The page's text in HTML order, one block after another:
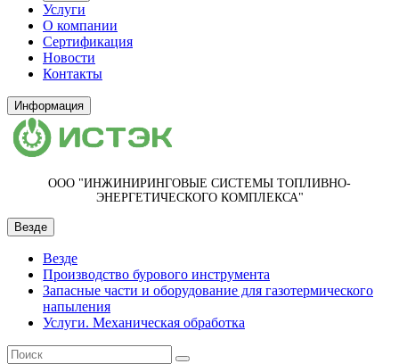
Услуги
О компании
Сертификация
Новости
Контакты
Информация
ООО "ИНЖИНИРИНГОВЫЕ СИСТЕМЫ ТОПЛИВНО-
ЭНЕРГЕТИЧЕСКОГО КОМПЛЕКСА"
Везде
Везде
Производство бурового инструмента
Запасные части и оборудование для газотермического
напыления
Услуги. Механическая обработка